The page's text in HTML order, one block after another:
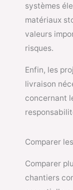
systèmes
matériaux
valeurs
risques.
Enfin, les
livraison
concernant
Comparer
Comparer
chantiers